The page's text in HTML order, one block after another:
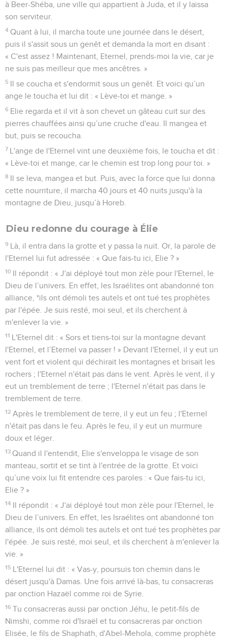
à Beer-Shéba, une ville qui appartient à Juda, et il y laissa
son serviteur.
4 Quant à lui, il marcha toute une journée dans le désert,
puis il s'assit sous un genêt et demanda la mort en disant :
« C'est assez ! Maintenant, Eternel, prends-moi la vie, car je
ne suis pas meilleur que mes ancêtres. »
5 Il se coucha et s'endormit sous un genêt. Et voici qu’un
ange le toucha et lui dit : « Lève-toi et mange. »
6 Elie regarda et il vit à son chevet un gâteau cuit sur des
pierres chauffées ainsi qu’une cruche d'eau. Il mangea et
but, puis se recoucha.
7 L'ange de l'Eternel vint une deuxième fois, le toucha et dit :
« Lève-toi et mange, car le chemin est trop long pour toi. »
8 Il se leva, mangea et but. Puis, avec la force que lui donna
cette nourriture, il marcha 40 jours et 40 nuits jusqu'à la
montagne de Dieu, jusqu’à Horeb.
Dieu redonne du courage à Élie
9 Là, il entra dans la grotte et y passa la nuit. Or, la parole de
l'Eternel lui fut adressée : « Que fais-tu ici, Elie ? »
10 Il répondit : « J'ai déployé tout mon zèle pour l'Eternel, le
Dieu de l’univers. En effet, les Israélites ont abandonné ton
alliance, *ils ont démoli tes autels et ont tué tes prophètes
par l'épée. Je suis resté, moi seul, et ils cherchent à
m'enlever la vie. »
11 L'Eternel dit : « Sors et tiens-toi sur la montagne devant
l'Eternel, et l’Eternel va passer ! » Devant l'Eternel, il y eut un
vent fort et violent qui déchirait les montagnes et brisait les
rochers ; l'Eternel n'était pas dans le vent. Après le vent, il y
eut un tremblement de terre ; l'Eternel n'était pas dans le
tremblement de terre.
12 Après le tremblement de terre, il y eut un feu ; l'Eternel
n'était pas dans le feu. Après le feu, il y eut un murmure
doux et léger.
13 Quand il l'entendit, Elie s'enveloppa le visage de son
manteau, sortit et se tint à l'entrée de la grotte. Et voici
qu’une voix lui fit entendre ces paroles : « Que fais-tu ici,
Elie ? »
14 Il répondit : « J'ai déployé tout mon zèle pour l'Eternel, le
Dieu de l’univers. En effet, les Israélites ont abandonné ton
alliance, ils ont démoli tes autels et ont tué tes prophètes par
l'épée. Je suis resté, moi seul, et ils cherchent à m'enlever la
vie. »
15 L'Eternel lui dit : « Vas-y, poursuis ton chemin dans le
désert jusqu'à Damas. Une fois arrivé là-bas, tu consacreras
par onction Hazaël comme roi de Syrie.
16 Tu consacreras aussi par onction Jéhu, le petit-fils de
Nimshi, comme roi d'Israël et tu consacreras par onction
Elisée, le fils de Shaphath, d'Abel-Mehola, comme prophète